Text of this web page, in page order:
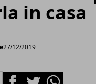
in casa
27/12/2019
FacebookTwitterWhatsapp